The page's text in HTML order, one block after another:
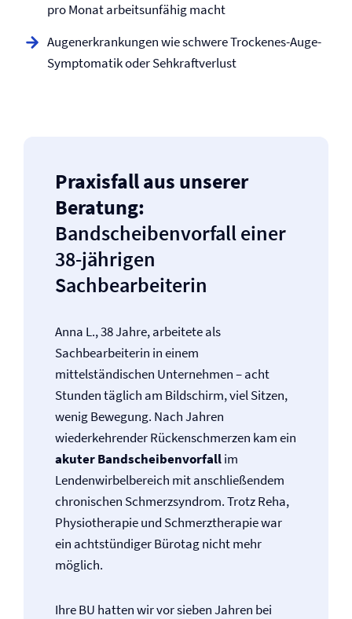
pro Monat arbeitsunfähig macht
Augen­erkrankungen wie schwere Trockenes-Auge-
Symptomatik oder Sehkraftverlust
Praxisfall aus unserer
Beratung:
Bandscheibenvorfall einer
38-jährigen
Sachbearbeiterin
Anna L., 38 Jahre, arbeitete als
Sachbearbeiterin in einem
mittelständischen Unternehmen – acht
Stunden täglich am Bildschirm, viel Sitzen,
wenig Bewegung. Nach Jahren
wiederkehrender Rückenschmerzen kam ein
akuter Bandscheibenvorfallim
Lendenwirbelbereich mit anschließendem
chronischen Schmerzsyndrom. Trotz Reha,
Physiotherapie und Schmerztherapie war
ein achtstündiger Bürotag nicht mehr
möglich.
Ihre BU hatten wir vor sieben Jahren bei